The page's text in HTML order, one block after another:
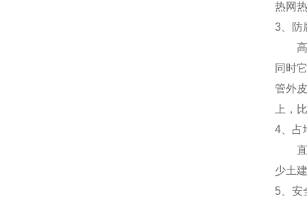
热网
3、防
高温
同时
管外
上，
4、占
直埋
少土
5、安